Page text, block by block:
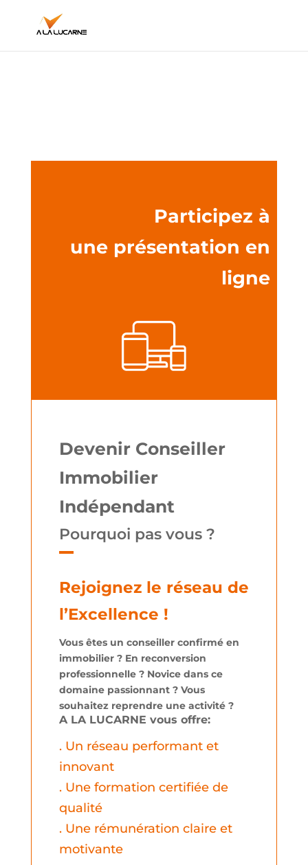
Participez à
une présentation en
ligne
Devenir Conseiller
Immobilier
Indépendant
Pourquoi pas vous ?
Rejoignez le réseau de
l’Excellence !
Vous êtes un conseiller confirmé en
immobilier ? En reconversion
professionnelle ? Novice dans ce
domaine passionnant ? Vous
souhaitez reprendre une activité ?
A LA LUCARNE vous offre:
. Un réseau performant et
innovant
. Une formation certifiée de
qualité
. Une rémunération claire et
motivante